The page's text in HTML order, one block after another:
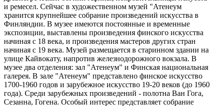
и ремесел. Сейчас в художественном музей "Атенеум
хранится крупнейшее собрание произведений искусства в
Финляндии. В музее имеются постоянные и временные
экспозиции, выставлены произведения финского искусства
начиная с 18 века, и произведения мастеров других стран
начиная с 19 века. Музей размещается в старинном здании на
улице Кайвокату, напротив железнодорожного вокзала. В
музее два отделения: зал "Атенеум" и Финская национальная
галерея. В зале "Атенеум" представлено финское искусство
1700-1960 годов и зарубежное искусство 19-20 веков (до 1960
года). Среди зарубежных произведений - полотна Ван Гога,
Сезанна, Гогена. Особый интерес представляет собрание